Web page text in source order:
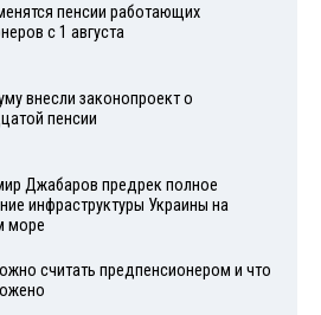
пенсии работающих
с 1 августа
внесли законопроект о
пенсии
Джабаров предрек полное
инфраструктуры Украины на
море
считать предпенсионером и что